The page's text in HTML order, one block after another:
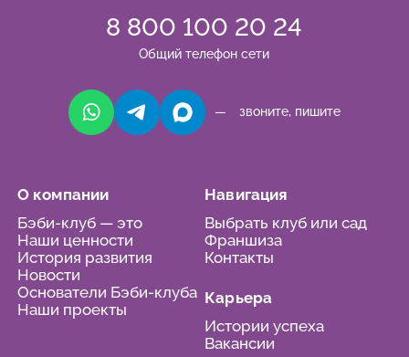
8 800 100 20 24
Общий телефон сети
— звоните, пишите
О компании
Бэби-клуб — это
Наши ценности
История развития
Новости
Основатели Бэби-клуба
Наши проекты
Навигация
Выбрать клуб или сад
Франшиза
Контакты
Карьера
Истории успеха
Вакансии